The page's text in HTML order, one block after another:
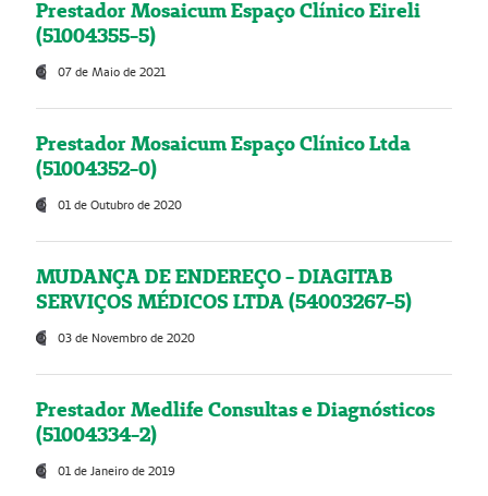
Prestador Mosaicum Espaço Clínico Eireli
(51004355-5)
07 de Maio de 2021
Prestador Mosaicum Espaço Clínico Ltda
(51004352-0)
01 de Outubro de 2020
MUDANÇA DE ENDEREÇO - DIAGITAB
SERVIÇOS MÉDICOS LTDA (54003267-5)
03 de Novembro de 2020
Prestador Medlife Consultas e Diagnósticos
(51004334-2)
01 de Janeiro de 2019